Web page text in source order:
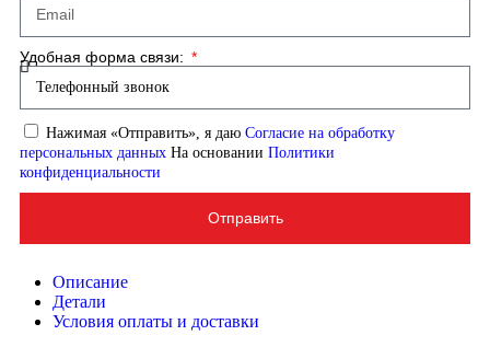
Удобная форма связи:
Нажимая «Отправить», я даю Согласие на обработку
персональных данных На основании Политики
конфиденциальности
Отправить
Описание
Детали
Условия оплаты и доставки